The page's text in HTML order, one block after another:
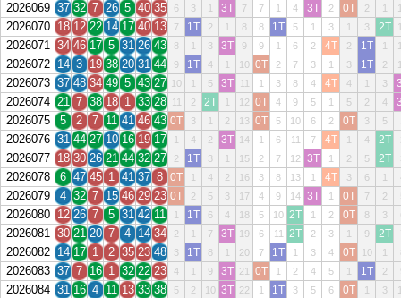
2026069 37 32 7 26 5 40 35 6 3 1 3T 7 7 1 4 3T 2 0T 2 1
2026070 18 12 22 14 17 40 13 7 1T 2 1 8 8 1T 5 1 3 1 3 2T
2026071 34 46 17 5 31 26 43 8 1 3 3T 9 9 1 6 2 4T 2 1T 1
2026072 14 3 19 38 20 31 44 9 1T 4 1 10 0T 2 7 3 1 3 1T 2
2026073 37 48 34 49 5 43 27 10 1 5 3T 11 1 3 8 4 4T 4 1 3
2026074 21 7 38 18 1 33 28 11 2 2T 1 12 0T 4 9 5 1 5 2 4
2026075 5 2 7 11 41 46 43 0T 3 1 2 13 0T 5 10 6 2 0T 3 5
2026076 31 44 27 10 16 19 17 1 4 2 3T 14 1 6 11 7 4T 1 4 2T
2026077 18 30 26 21 44 32 27 2 1T 3 1 15 2 7 12 3T 1 2 5 2T
2026078 6 47 45 1 41 37 8 0T 1 4 2 16 3 8 13 1 4T 3 6 1
2026079 4 32 7 15 46 29 23 0T 2 5 3 17 4 9 14 3T 1 0T 7 2
2026080 12 26 7 5 31 42 11 1 1T 6 4 18 5 10 2T 1 2 0T 8 3
2026081 30 21 20 7 4 14 34 2 1 7 3T 19 6 11 2T 2 3 1 9 2T
2026082 14 17 1 2 35 23 48 3 1T 8 1 20 7 1T 1 3 4 0T 10 1
2026083 37 7 16 1 32 22 23 4 1 9 3T 21 0T 1 2 4 5 1 1T 2
2026084 31 16 4 11 13 33 38 5 2 10 3T 22 1 1T 3 5 6 0T 1 3